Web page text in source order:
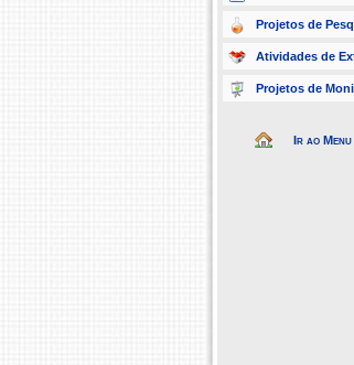
Projetos de
Atividades de
Projetos de
Ir ao Menu